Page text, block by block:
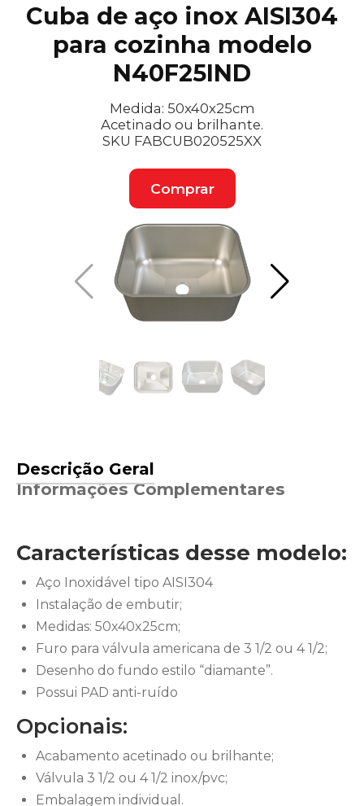
Cuba de aço inox AISI304
para cozinha modelo
N40F25IND
Medida: 50x40x25cm
Acetinado ou brilhante.
SKU FABCUB020525XX
Comprar
Descrição Geral
Informações Complementares
Características desse modelo:
Aço Inoxidável tipo AISI304
Instalação de embutir;
Medidas: 50x40x25cm;
Furo para válvula americana de 3 1/2 ou 4 1/2;
Desenho do fundo estilo “diamante”.
Possui PAD anti-ruído
Opcionais:
Acabamento acetinado ou brilhante;
Válvula 3 1/2 ou 4 1/2 inox/pvc;
Embalagem individual.